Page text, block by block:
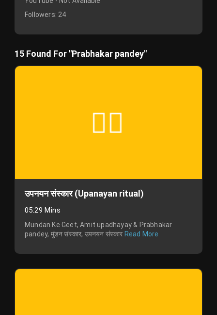
Followers: 24
15 Found For "Prabhakar pandey"
उपनयन संस्कार (Upanayan ritual)
05:29 Mins
Mundan Ke Geet, Amit upadhayay & Prabhakar
pandey, मुंडन संस्कार, उपनयन संस्कार Read More